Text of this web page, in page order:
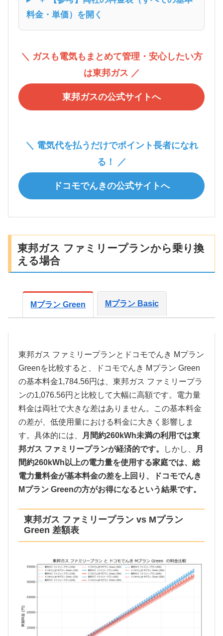
料金・単価）を開く
＼ ガスも電気もまとめて管理・安心したい方
は東邦ガス ／
東邦ガスの公式サイトへ
＼ 電気代を払うだけでポイント長者になれ
る！ ／
ドコモでんきの公式サイトへ
東邦ガス ファミリープランから乗り換
える場合
Mプラン Green Mプラン Basic
東邦ガス ファミリープランとドコモでんき Mプラン
Greenを比較すると、ドコモでんき Mプラン Green
の基本料金1,784.56円は、東邦ガス ファミリープラ
ンの1,076.56円と比較して大幅に高額です。電力量
料金は両社で大きな差はありません。この基本料金
の差が、低使用量における料金に大きく影響しま
す。具体的には、
月間約260kWh未満の利用では東
邦ガス ファミリープランが経済的です。
しかし、
月
間約260kWh以上の電力量を使用する家庭では、総
電力量料金が基本料金の差を上回り、ドコモでんき
Mプラン Greenの方がお得になるという結果です。
東邦ガス ファミリープラン vs Mプラン
Green 差額表